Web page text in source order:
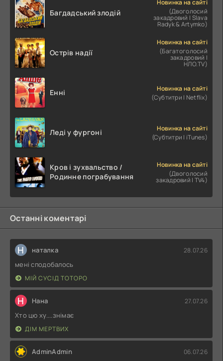
Багдадський злодій
Новинка на сайті
(Двоголосий
закадровий | Slava
Radyk & Artymko)
Острів надії
Новинка на сайті
(Багатоголосий
закадровий |
НЛО.TV)
Енні
Новинка на сайті
(Субтитри | Netflix)
Леді у фургоні
Новинка на сайті
(Субтитри | iTunes)
Кров і зухвальство /
Родинне пограбування
Новинка на сайті
(Двоголосий
закадровий | TV4)
Останні коментарі
Н наталка 28.07.26
мені сподобалось
МІЙ СУСІД ТОТОРО
Н Нана 27.07.26
Хто цю ху....знімає
ДІМ МЕРТВИХ
AdminAdmin 06.07.26